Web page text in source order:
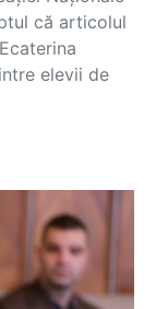
că articolul
elevii de